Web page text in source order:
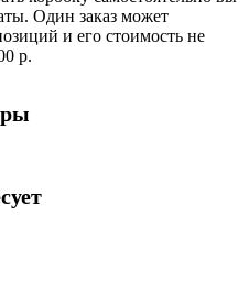
Один заказ может
и его стоимость не
р.